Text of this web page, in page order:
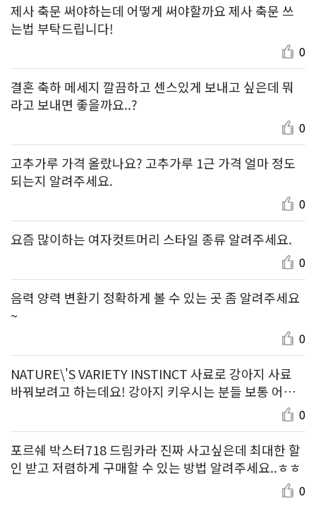
제사 축문 써야하는데 어떻게 써야할까요 제사 축문 쓰
는법 부탁드립니다!
0
결혼 축하 메세지 깔끔하고 센스있게 보내고 싶은데 뭐
라고 보내면 좋을까요..?
0
고추가루 가격 올랐나요? 고추가루 1근 가격 얼마 정도
되는지 알려주세요.
0
요즘 많이하는 여자컷트머리 스타일 종류 알려주세요.
0
음력 양력 변환기 정확하게 볼 수 있는 곳 좀 알려주세요
~
0
NATURE\'S VARIETY INSTINCT 사료로 강아지 사료
바꿔보려고 하는데요! 강아지 키우시는 분들 보통 어떤
0
포르쉐 박스터718 드림카라 진짜 사고싶은데 최대한 할
인 받고 저렴하게 구매할 수 있는 방법 알려주세요..ㅎㅎ
0